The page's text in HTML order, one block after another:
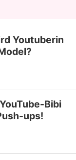
Youtuberin
Bibi
ups!